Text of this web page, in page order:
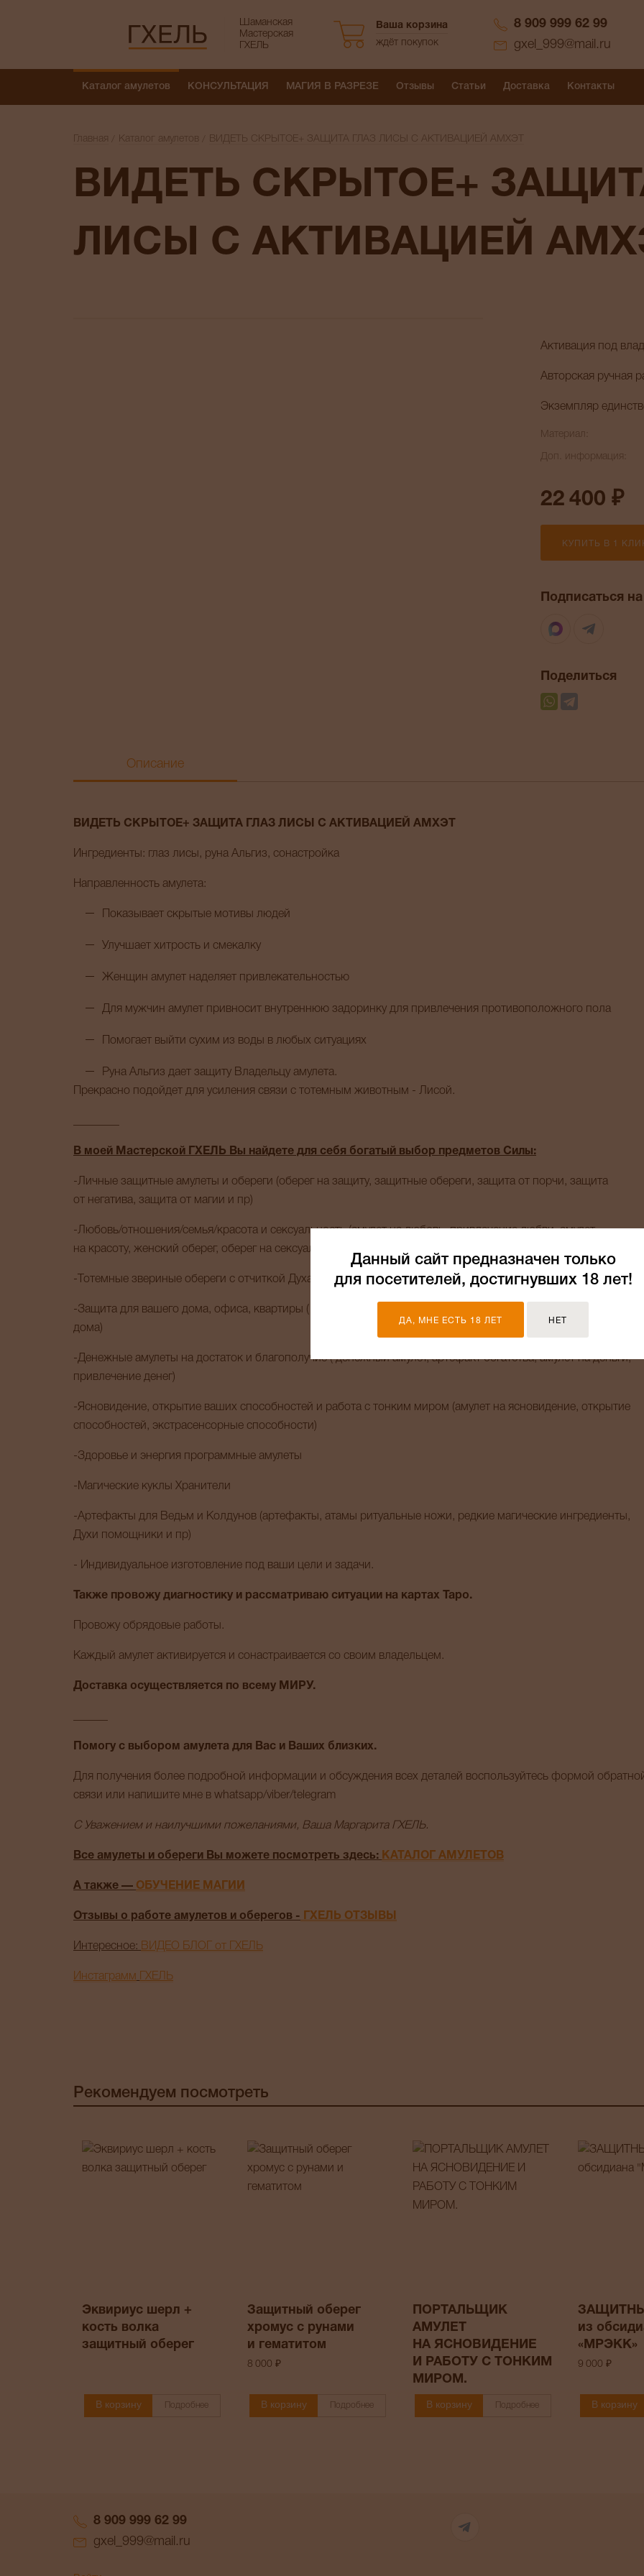
Шаманская
Мастерская
ГХЕЛЬ
Ваша корзина
ждёт покупок
8 909 999 62 99
gxel_999@mail.ru
Каталог амулетов КОНСУЛЬТАЦИЯ МАГИЯ В РАЗРЕЗЕ Отзывы Статьи Доставка Контакты
Главная Каталог амулетов ВИДЕТЬ СКРЫТОЕ+ ЗАЩИТА ГЛАЗ ЛИСЫ С АКТИВАЦИЕЙ АМХЭТ
ВИДЕТЬ СКРЫТОЕ+ ЗАЩИТА ГЛАЗ
ЛИСЫ С АКТИВАЦИЕЙ
Активация под
Авторская ручная
Экземпляр
Материал:
Доп. информация:
22 400 ₽
КУПИТЬ В 1
Подписаться
Max
Поделиться
Описание
ВИДЕТЬ СКРЫТОЕ+ ЗАЩИТА ГЛАЗ ЛИСЫ С АКТИВАЦИЕЙ АМХЭТ
Ингредиенты: глаз лисы, руна Альгиз, сонастройка
Направленность амулета:
Показывает скрытые мотивы людей
Улучшает хитрость и смекалку
Женщин амулет наделяет привлекательностью
Для мужчин амулет привносит внутреннюю задоринку для привлечения противоположного пола
Помогает выйти сухим из воды в любых ситуациях
Руна Альгиз дает защиту Владельцу амулета.
Прекрасно подойдет для усиления связи с тотемным животным - Лисой.
В моей Мастерской ГХЕЛЬ Вы найдете для себя богатый выбор предметов Силы:
-Личные защитные амулеты и обереги (оберег на защиту, защитные обереги, защита от порчи, защита
от негатива, защита от магии и пр)
-Любовь/отношения/семья/красота и сексуальность (амулет на любовь, привлечение любви, амулет
на красоту, женский оберег, оберег на сексуальность)
-Тотемные звериные обереги с отчиткой Духа под владельца
-Защита для вашего дома, офиса, квартиры ( оберег для дома, защита квартиры, оберег для офиса, защита
дома)
-Денежные амулеты на достаток и благополучие ( денежный амулет, артефакт богатства, амулет на деньги,
привлечение денег)
-Ясновидение, открытие ваших способностей и работа с тонким миром (амулет на ясновидение, открытие
способностей, экстрасенсорные способности)
-Здоровье и энергия программные амулеты
-Магические куклы Хранители
-Артефакты для Ведьм и Колдунов (артефакты, атамы ритуальные ножи, редкие магические ингредиенты,
Духи помощники и пр)
- Индивидуальное изготовление под ваши цели и задачи.
Также провожу диагностику и рассматриваю ситуации на картах Таро.
Провожу обрядовые работы.
Каждый амулет активируется и сонастраивается со своим владельцем.
Доставка осуществляется по всему МИРУ.
Помогу с выбором амулета для Вас и Ваших близких.
Для получения более подробной информации и обсуждения всех деталей воспользуйтесь формой
связи или напишите мне в whatsapp/viber/telegram
С Уважением и наилучшими пожеланиями, Ваша Маргарита ГХЕЛЬ.
Все амулеты и обереги Вы можете посмотреть здесь: КАТАЛОГ АМУЛЕТОВ
А также — ОБУЧЕНИЕ МАГИИ
Отзывы о работе амулетов и оберегов - ГХЕЛЬ ОТЗЫВЫ
Интересное: ВИДЕО БЛОГ от ГХЕЛЬ
Инстаграмм ГХЕЛЬ
Рекомендуем посмотреть
Эквириус шерл +
кость волка
защитный оберег
В корзину Подробнее
Защитный оберег
хромус с рунами
и гематитом
8 000 ₽
В корзину Подробнее
ПОРТАЛЬЩИК
АМУЛЕТ
НА ЯСНОВИДЕНИЕ
И РАБОТУ С ТОНКИМ
МИРОМ.
В корзину Подробнее
из
«МРЭКК»
9 000 ₽
В корзину
8 909 999 62 99
gxel_999@mail.ru
Данный сайт предназначен только
для посетителей, достигнувших 18 лет!
ДА, МНЕ ЕСТЬ 18 ЛЕТ НЕТ